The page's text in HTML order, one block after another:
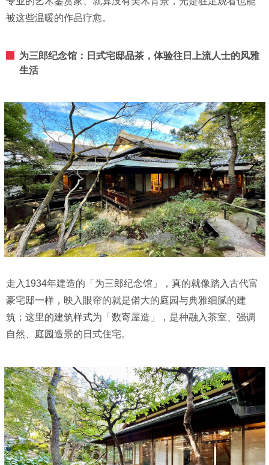
被这些温暖的作品疗愈。
为三郎纪念馆：日式宅邸品茶，体验往日上流人士的风雅
生活
走入1934年建造的「为三郎纪念馆」，真的就像踏入古代富
豪宅邸一样，映入眼帘的就是偌大的庭园与典雅细腻的建
筑；这里的建筑样式为「数寄屋造」，是种融入茶室、强调
自然、庭园造景的日式住宅。